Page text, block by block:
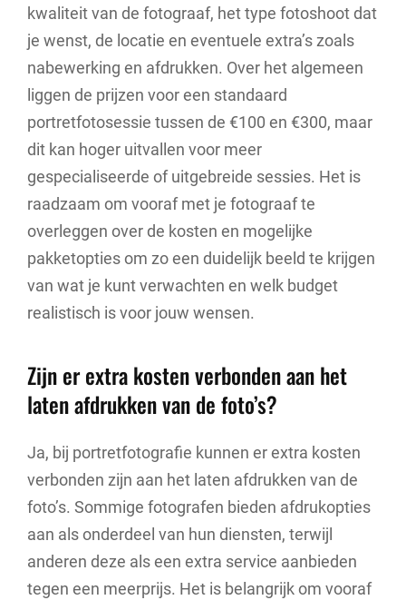
kwaliteit van de fotograaf, het type fotoshoot dat
je wenst, de locatie en eventuele extra’s zoals
nabewerking en afdrukken. Over het algemeen
liggen de prijzen voor een standaard
portretfotosessie tussen de €100 en €300, maar
dit kan hoger uitvallen voor meer
gespecialiseerde of uitgebreide sessies. Het is
raadzaam om vooraf met je fotograaf te
overleggen over de kosten en mogelijke
pakketopties om zo een duidelijk beeld te krijgen
van wat je kunt verwachten en welk budget
realistisch is voor jouw wensen.
Zijn er extra kosten verbonden aan het
laten afdrukken van de foto’s?
Ja, bij portretfotografie kunnen er extra kosten
verbonden zijn aan het laten afdrukken van de
foto’s. Sommige fotografen bieden afdrukopties
aan als onderdeel van hun diensten, terwijl
anderen deze als een extra service aanbieden
tegen een meerprijs. Het is belangrijk om vooraf